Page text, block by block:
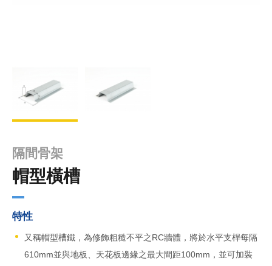
隔間骨架
帽型橫槽
特性
又稱帽型槽鐵，為修飾粗糙不平之RC牆體，將於水平支桿每隔
610mm並與地板、天花板邊緣之最大間距100mm，並可加裝